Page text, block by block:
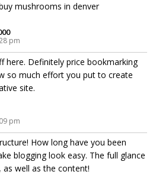
mushrooms in denver
pm
here. Definitely price bookmarking
so much effort you put to create
site.
pm
How long have you been
blogging look easy. The full glance
well as the content!